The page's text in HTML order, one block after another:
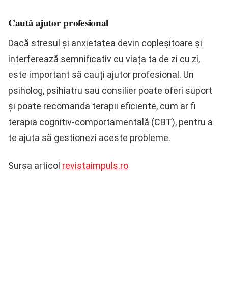
Caută ajutor profesional
Dacă stresul și anxietatea devin copleșitoare și
interferează semnificativ cu viața ta de zi cu zi,
este important să cauți ajutor profesional. Un
psiholog, psihiatru sau consilier poate oferi suport
și poate recomanda terapii eficiente, cum ar fi
terapia cognitiv-comportamentală (CBT), pentru a
te ajuta să gestionezi aceste probleme.
Sursa articol revistaimpuls.ro